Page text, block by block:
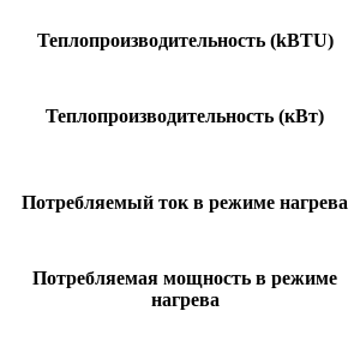
Теплопроизводительность (kBTU)
Теплопроизводительность (кВт)
Потребляемый ток в режиме нагрева
Потребляемая мощность в режиме
нагрева